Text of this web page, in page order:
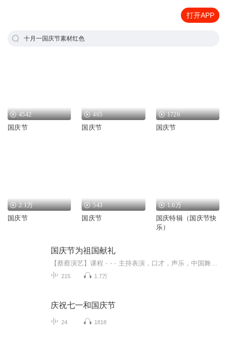
打开APP
十月一国庆节素材红色
4542
国庆节
465
国庆节
1726
国庆节
2.1万
国庆节
543
国庆节
1.6万
国庆特辑（国庆节快
乐）
国庆节为祖国献礼
215 1.7万
庆祝七一和国庆节
24 1818